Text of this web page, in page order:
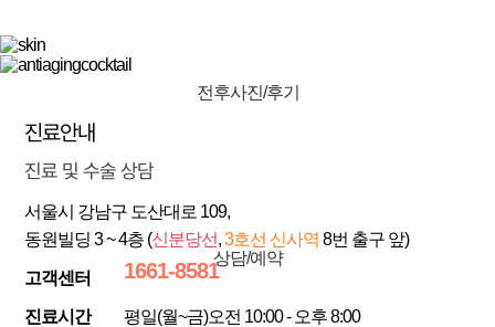
전후사진/후기
상담/예약
진료안내
진료 및 수술 상담
서울시 강남구 도산대로 109,
동원빌딩 3 ~ 4층 (신분당선,3호선 신사역 8번 출구 앞)
고객센터 1661-8581
진료시간
평일(월~금)오전 10:00 - 오후 8:00